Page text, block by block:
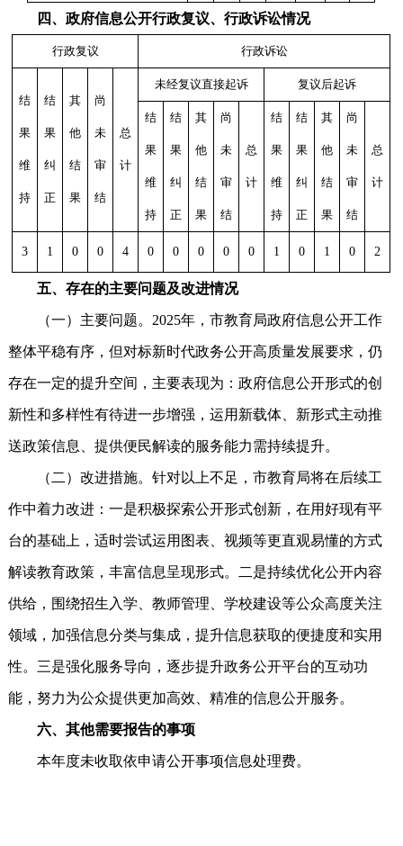
四、政府信息公开行政复议、行政诉讼情况
行政复议 行政诉讼
结
果
维
持
结
果
纠
正
其
他
结
果
尚
未
审
结
总
计
未经复议直接起诉 复议后起诉
结
果
维
持
结
果
纠
正
其
他
结
果
尚
未
审
结
总
计
结
果
维
持
结
果
纠
正
其
他
结
果
尚
未
审
结
总
计
3 1 0 0 4 0 0 0 0 0 1 0 1 0 2
五、存在的主要问题及改进情况
（一）主要问题。2025年，市教育局政府信息公开工作
整体平稳有序，但对标新时代政务公开高质量发展要求，仍
存在一定的提升空间，主要表现为：政府信息公开形式的创
新性和多样性有待进一步增强，运用新载体、新形式主动推
送政策信息、提供便民解读的服务能力需持续提升。
（二）改进措施。针对以上不足，市教育局将在后续工
作中着力改进：一是积极探索公开形式创新，在用好现有平
台的基础上，适时尝试运用图表、视频等更直观易懂的方式
解读教育政策，丰富信息呈现形式。二是持续优化公开内容
供给，围绕招生入学、教师管理、学校建设等公众高度关注
领域，加强信息分类与集成，提升信息获取的便捷度和实用
性。三是强化服务导向，逐步提升政务公开平台的互动功
能，努力为公众提供更加高效、精准的信息公开服务。
六、其他需要报告的事项
本年度未收取依申请公开事项信息处理费。